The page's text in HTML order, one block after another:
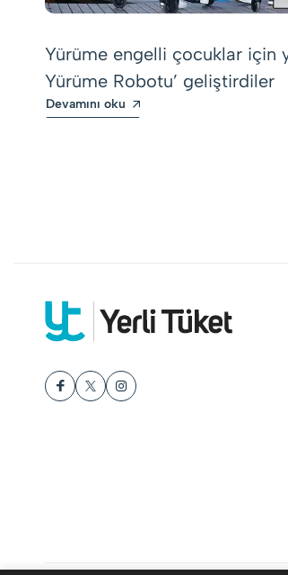
Yürüme engelli çocuklar için
Yürüme Robotu’ geliştirdiler
Devamını oku